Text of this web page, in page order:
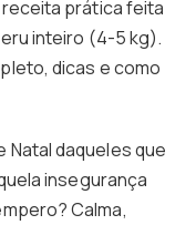
receita prática feita
inteiro (4-5 kg).
dicas e como
Natal daqueles que
insegurança
Calma,